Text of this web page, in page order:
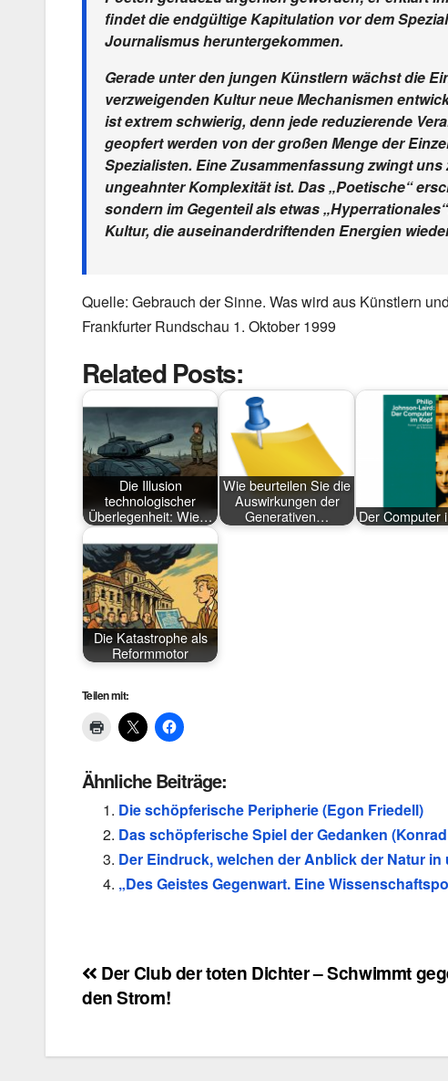
findet die endgültige Kapitulation vor dem
Journalismus heruntergekommen.
Gerade unter den jungen Künstlern wächst die
verzweigenden Kultur neue Mechanismen
ist extrem schwierig, denn jede reduzierende
geopfert werden von der großen Menge der
Spezialisten. Eine Zusammenfassung zwingt
ungeahnter Komplexität ist. Das „Poetische“
sondern im Gegenteil als etwas
Kultur, die auseinanderdriftenden Energien
Quelle: Gebrauch der Sinne. Was wird aus Künstlern
Frankfurter Rundschau 1. Oktober 1999
Related Posts:
Die Illusion
technologischer
Überlegenheit: Wie…
Wie beurteilen Sie die
Auswirkungen der
Generativen…
Der Computer
Die Katastrophe als
Reformmotor
Teilen mit:
Ähnliche Beiträge:
Die schöpferische Peripherie (Egon Friedell)
Das schöpferische Spiel der Gedanken
Der Eindruck, welchen der Anblick der Natur
„Des Geistes Gegenwart. Eine
Beitragsnavigation
Der Club der toten Dichter – Schwimmt
den Strom!